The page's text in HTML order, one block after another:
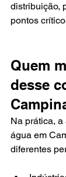
distribuição,
pontos
Quem
desse
Na prática,
água em
diferentes